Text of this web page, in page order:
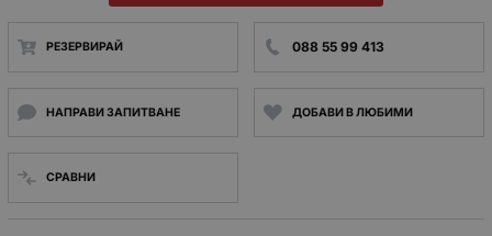
РЕЗЕРВИРАЙ 088 55 99 413
НАПРАВИ ЗАПИТВАНЕ ДОБАВИ В ЛЮБИМИ
СРАВНИ